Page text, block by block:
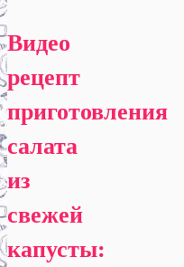
Видео
рецепт
приготовления
салата
из
свежей
капусты: